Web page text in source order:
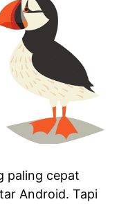
paling cepat
Android. Tapi